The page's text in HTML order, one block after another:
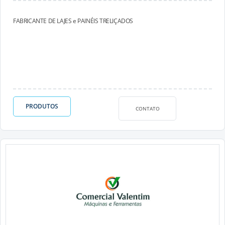
FABRICANTE DE LAJES e PAINÉIS TRELIÇADOS
PRODUTOS CONTATO